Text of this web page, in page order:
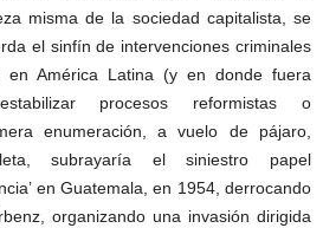
misma de la sociedad capitalista, se
el sinfín de intervenciones criminales
América Latina (y en donde fuera
procesos reformistas o
enumeración, a vuelo de pájaro,
subrayaría el siniestro papel
en Guatemala, en 1954, derrocando
organizando una invasión dirigida